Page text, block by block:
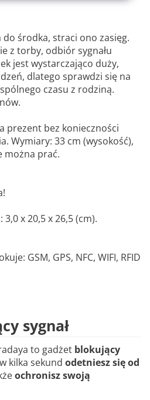
do środka, straci ono zasięg.
z torby, odbiór sygnału
jest wystarczająco duży,
dlatego sprawdzi się na
czasu z rodziną.
prezent bez konieczności
Wymiary: 33 cm (wysokość),
można prać.
x 20,5 x 26,5 (cm).
GSM, GPS, NFC, WIFI, RFID
sygnał
to gadżet blokujący
kilka sekund odetniesz się od
ochronisz swoją